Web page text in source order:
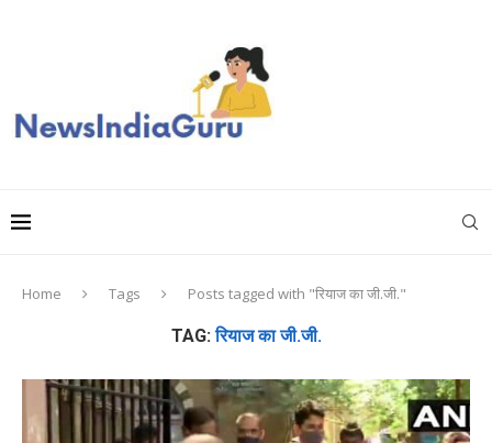
Home Tags Posts tagged with "रियाज का जी.जी."
TAG:रियाज का जी.जी.